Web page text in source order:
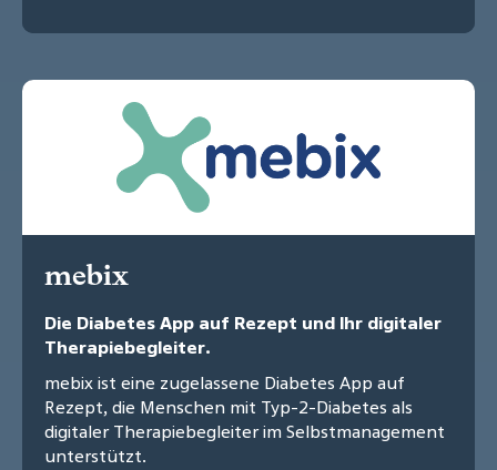
mebix
Die Diabetes App auf Rezept und Ihr digitaler
Therapiebegleiter.
mebix ist eine zugelassene Diabetes App auf
Rezept, die Menschen mit Typ-2-Diabetes als
digitaler Therapiebegleiter im Selbstmanagement
unterstützt.